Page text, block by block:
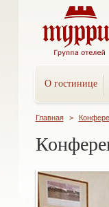
О гостинице
Главная >